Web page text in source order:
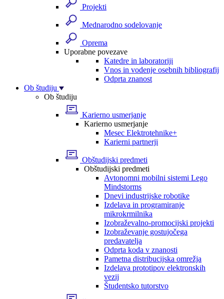
Projekti
Mednarodno sodelovanje
Oprema
Uporabne povezave
Katedre in laboratoriji
Vnos in vodenje osebnih bibliografij
Odprta znanost
Ob študiju
Ob študiju
Karierno usmerjanje
Karierno usmerjanje
Mesec Elektrotehnike+
Karierni partnerji
Obštudijski predmeti
Obštudijski predmeti
Avtonomni mobilni sistemi Lego
Mindstorms
Dnevi industrijske robotike
Izdelava in programiranje
mikrokrmilnika
Izobraževalno-promocijski projekti
Izobraževanje gostujočega
predavatelja
Odprta koda v znanosti
Pametna distribucijska omrežja
Izdelava prototipov elektronskih
vezij
Študentsko tutorstvo